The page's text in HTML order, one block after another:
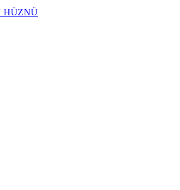
HÜZNÜ